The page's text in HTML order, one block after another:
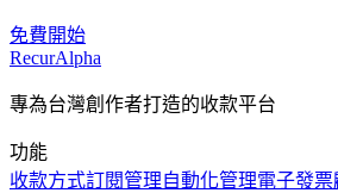
免費開始
RecurAlpha
專為台灣創作者打造的收款平台
功能
收款方式訂閱管理自動化管理電子發票